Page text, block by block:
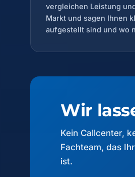
vergleichen Leistung
Markt und sagen Ihnen
aufgestellt sind und wo
Wir
Kein Callcenter,
Fachteam, das
ist.